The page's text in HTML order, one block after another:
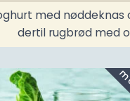
med
dertil rugbrød med